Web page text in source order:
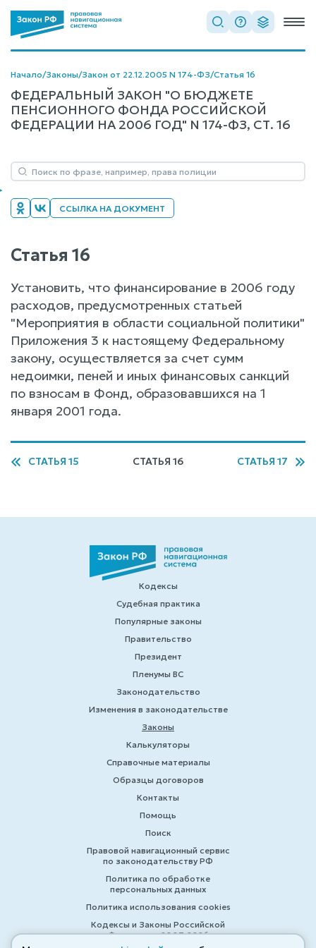
Начало/Законы/Закон от 22.12.2005 N 174-ФЗ/Статья 16
ФЕДЕРАЛЬНЫЙ ЗАКОН "О БЮДЖЕТЕ
ПЕНСИОННОГО ФОНДА РОССИЙСКОЙ
ФЕДЕРАЦИИ НА 2006 ГОД" N 174-ФЗ, СТ. 16
ССЫЛКА НА ДОКУМЕНТ
Статья 16
Установить, что финансирование в 2006 году
расходов, предусмотренных статьей
"Мероприятия в области социальной политики"
Приложения 3 к настоящему Федеральному
закону, осуществляется за счет сумм
недоимки, пеней и иных финансовых санкций
по взносам в Фонд, образовавшихся на 1
января 2001 года.
СТАТЬЯ 15 СТАТЬЯ 16 СТАТЬЯ 17
Кодексы
Судебная практика
Популярные законы
Правительство
Президент
Пленумы ВС
Законодательство
Изменения в законодательстве
Законы
Калькуляторы
Справочные материалы
Образцы договоров
Контакты
Помощь
Поиск
Правовой навигационный сервис
по законодательству РФ
Политика по обработке
персональных данных
Политика использования cookies
Кодексы и Законы Российской
Федерации 2007-2026